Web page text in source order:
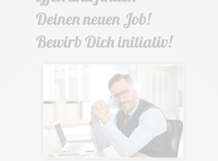
Deinen neuen Job!
Bewirb Dich initiativ!